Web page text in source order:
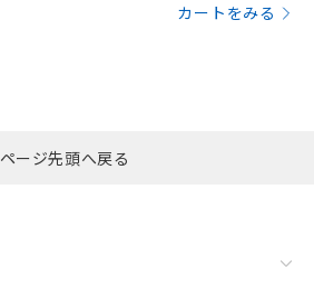
カートをみる
ページ先頭へ戻る